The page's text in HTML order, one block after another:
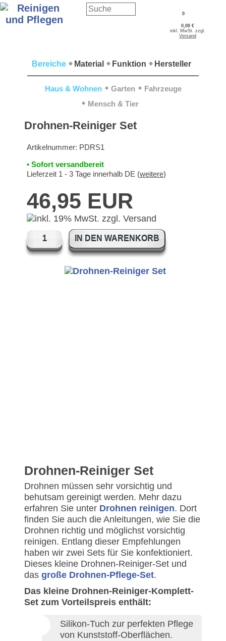
0
0,00 €
inkl. MwSt. zzgl.
Versand
Bereiche Material Funktion Hersteller
Haus & Wohnen Garten
Fahrzeuge
Mensch & Tier
Drohnen-Reiniger Set
Artikelnummer: PDRS1
• Sofort versandbereit
Lieferzeit 1 - 3 Tage innerhalb DE (weitere)
46,95 EUR
IN DEN WARENKORB
Drohnen-Reiniger Set
Drohnen müssen sehr vorsichtig und
behutsam gereinigt werden. Mehr dazu
erfahren Sie unter Drohnen reinigen. Dort
finden Sie auch die Anleitungen, wie Sie die
Drohnen richtig und möglichst vorsichtig
reinigen. Entlang dieser Empfehlungen
haben wir zwei Sets für Sie konfektioniert.
Dieses kleine Drohnen-Reiniger-Set und
das große Drohnen-Pflege-Set.
Das kleine Drohnen-Reiniger-Komplett-
Set zum Vorteilspreis enthält:
Silikon-Tuch zur perfekten Pflege
von Kunststoff-Oberflächen.